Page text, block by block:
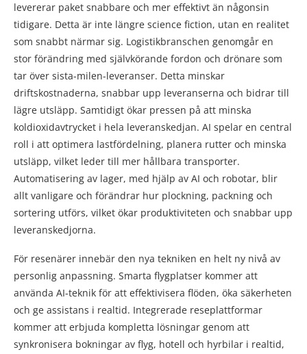
levererar paket snabbare och mer effektivt än någonsin
tidigare. Detta är inte längre science fiction, utan en realitet
som snabbt närmar sig. Logistikbranschen genomgår en
stor förändring med självkörande fordon och drönare som
tar över sista-milen-leveranser. Detta minskar
driftskostnaderna, snabbar upp leveranserna och bidrar till
lägre utsläpp. Samtidigt ökar pressen på att minska
koldioxidavtrycket i hela leveranskedjan. AI spelar en central
roll i att optimera lastfördelning, planera rutter och minska
utsläpp, vilket leder till mer hållbara transporter.
Automatisering av lager, med hjälp av AI och robotar, blir
allt vanligare och förändrar hur plockning, packning och
sortering utförs, vilket ökar produktiviteten och snabbar upp
leveranskedjorna.
För resenärer innebär den nya tekniken en helt ny nivå av
personlig anpassning. Smarta flygplatser kommer att
använda AI-teknik för att effektivisera flöden, öka säkerheten
och ge assistans i realtid. Integrerade reseplattformar
kommer att erbjuda kompletta lösningar genom att
synkronisera bokningar av flyg, hotell och hyrbilar i realtid,